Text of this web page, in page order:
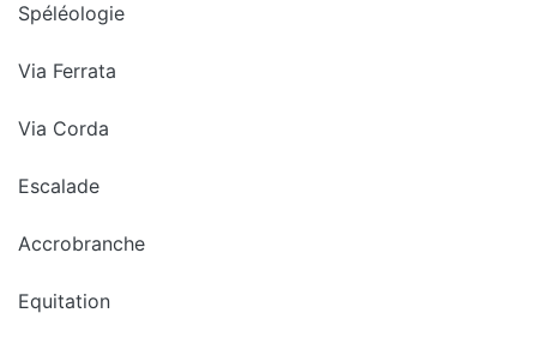
Spéléologie
Via Ferrata
Via Corda
Escalade
Accrobranche
Equitation